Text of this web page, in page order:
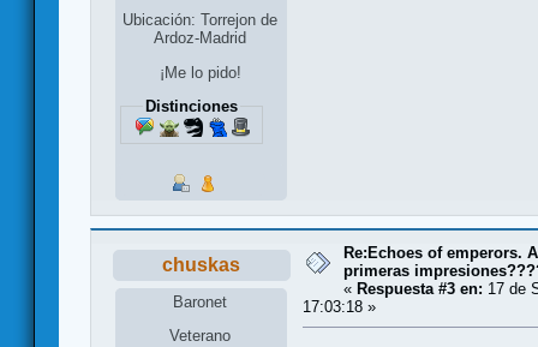
Ubicación: Torrejon de
Ardoz-Madrid
¡Me lo pido!
Distinciones
chuskas
Baronet
Veterano
Re:Echoes of emperors.
primeras
« Respuesta #3 en: 17 de
17:03:18 »